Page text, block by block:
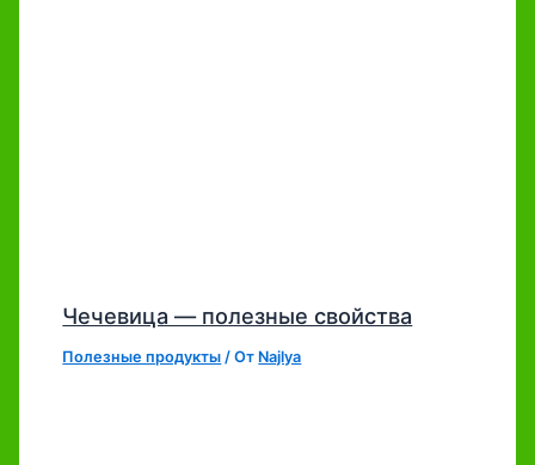
Чечевица — полезные свойства
Полезные продукты / От Najlya